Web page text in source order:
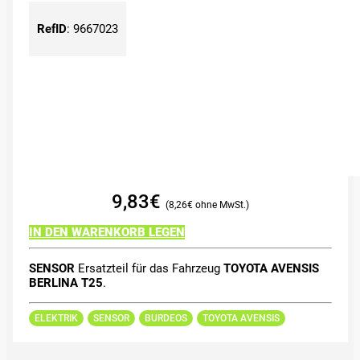
RefID: 9667023
9,83€ 8,26€
IN DEN WARENKORB LEGEN
SENSORErsatzteil für das Fahrzeug TOYOTA AVENSIS
BERLINA T25.
ELEKTRIK SENSOR BURDEOS TOYOTA AVENSIS